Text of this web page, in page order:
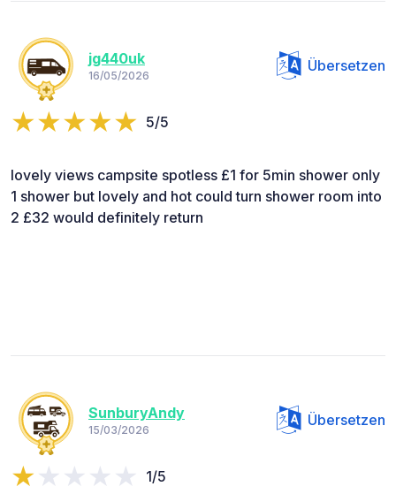
jg440uk
16/05/2026
Übersetzen
5/5
lovely views campsite spotless £1 for 5min shower only
1 shower but lovely and hot could turn shower room into
2 £32 would definitely return
SunburyAndy
15/03/2026
Übersetzen
1/5